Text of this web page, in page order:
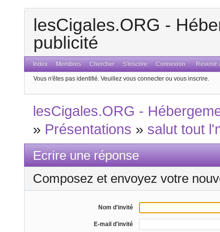
lesCigales.ORG -
publicité
Index Membres Chercher S'inscrire Connexion Revenir
Vous n'êtes pas identifié. Veuillez vous connecter ou vous inscrire.
lesCigales.ORG -
» Présentations » salut tout
Ecrire une réponse
Composez et envoyez votre
Nom d'invité
E-mail d'invité